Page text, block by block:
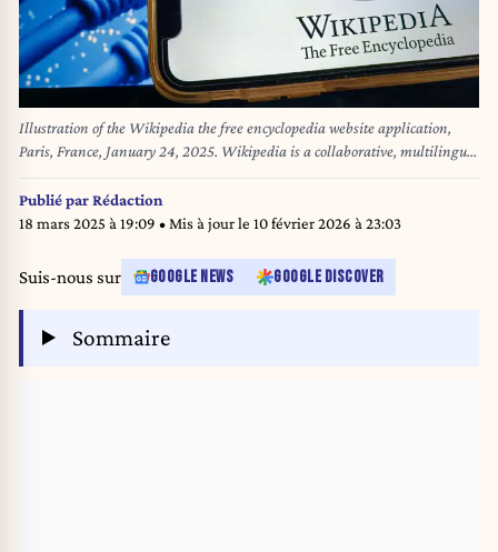
Illustration of the Wikipedia the free encyclopedia website application,
Paris, France, January 24, 2025. Wikipedia is a collaborative, multilingual
online encyclopedia created by Jimmy Wales and Larry Sanger in January
2001. (Photo by Riccardo Milani / Hans Lucas / Hans Lucas via AFP)
Publié parRédaction
18 mars 2025 à 19:09 • Mis à jour le 10 février 2026 à 23:03
Suis-nous sur GOOGLE NEWS GOOGLE DISCOVER
Sommaire